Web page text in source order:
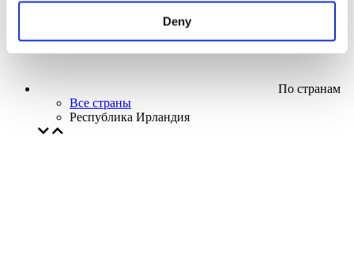
Deny
По странам
Все страны
Республика Ирландия